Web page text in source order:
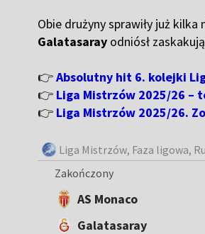
Obie drużyny sprawiły już
Galatasaray odniósł
👉Absolutny hit 6. kolejki
👉 Liga Mistrzów 2025/26 –
👉 Liga Mistrzów 2025/26.
Liga Mistrzów, Faza ligowa,
Zakończony
AS Monaco
Galatasaray